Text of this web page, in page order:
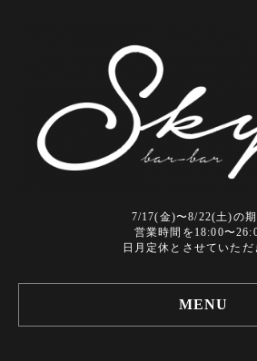
7/17(金)〜8/22(土)の期
営業時間を18:00〜
日月定休とさせていただ
MENU